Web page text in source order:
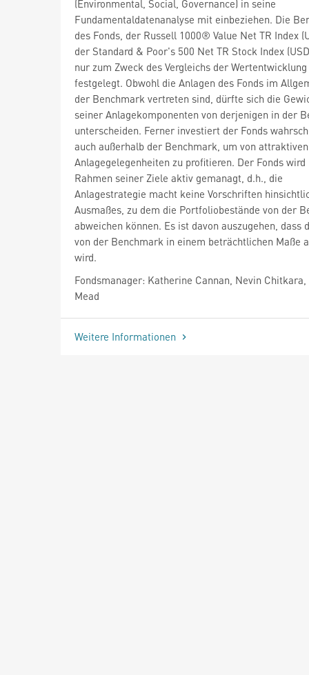
(Environmental, Social, Governance) in seine
Fundamentaldatenanalyse mit einbeziehen. Die
des Fonds, der Russell 1000® Value Net TR Index
der Standard & Poor's 500 Net TR Stock Index
nur zum Zweck des Vergleichs der Wertentwicklung
festgelegt. Obwohl die Anlagen des Fonds im
der Benchmark vertreten sind, dürfte sich die
seiner Anlagekomponenten von derjenigen in der
unterscheiden. Ferner investiert der Fonds
auch außerhalb der Benchmark, um von attraktiven
Anlagegelegenheiten zu profitieren. Der Fonds wird
Rahmen seiner Ziele aktiv gemanagt, d.h., die
Anlagestrategie macht keine Vorschriften
Ausmaßes, zu dem die Portfoliobestände von der
abweichen können. Es ist davon auszugehen, dass
von der Benchmark in einem beträchtlichen Maße
wird.
Fondsmanager: Katherine Cannan, Nevin
Mead
Weitere Informationen